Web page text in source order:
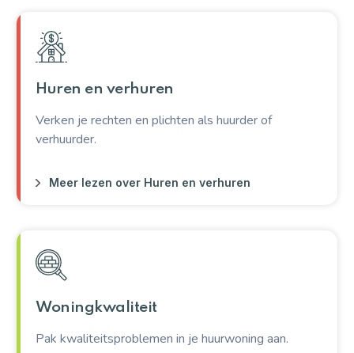
Huren en verhuren
Verken je rechten en plichten als huurder of
verhuurder.
Meer lezen over Huren en verhuren
Woningkwaliteit
Pak kwaliteitsproblemen in je huurwoning aan.